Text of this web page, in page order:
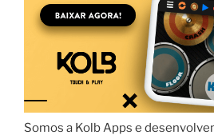
Somos a Kolb Apps e